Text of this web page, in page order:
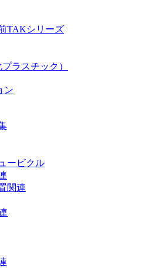
TAKシリーズ
ラスチック）
ン
ービクル
関連